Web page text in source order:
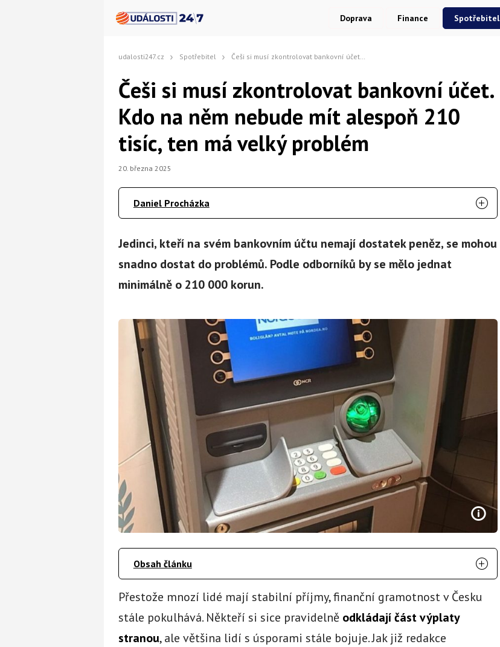
Doprava Finance Spotřebitel
udalosti247.cz Spotřebitel Češi si musí zkontrolovat bankovní účet. Kdo na něm nebude mít alespoň 210 tisíc, ten má velký problém
Češi si musí zkontrolovat bankovní účet.
Kdo na něm nebude mít alespoň 210
tisíc, ten má velký problém
20. března 2025
Daniel Procházka
Jedinci, kteří na svém bankovním účtu nemají dostatek peněz, se mohou
snadno dostat do problémů. Podle odborníků by se mělo jednat
minimálně o 210 000 korun.
Obsah článku
Přestože mnozí lidé mají stabilní příjmy, finanční gramotnost v Česku
stále pokulhává. Někteří si sice pravidelně odkládají část výplaty
stranou, ale většina lidí s úsporami stále bojuje. Jak již redakce